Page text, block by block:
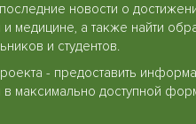
последние новости о
и медицине, а также найти
и студентов.
- предоставить
в максимально доступной